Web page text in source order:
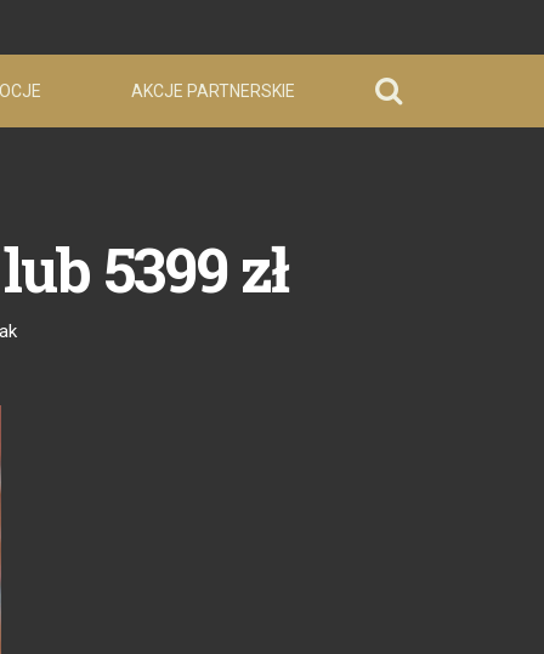
AKCJE PARTNERSKIE
5399 zł